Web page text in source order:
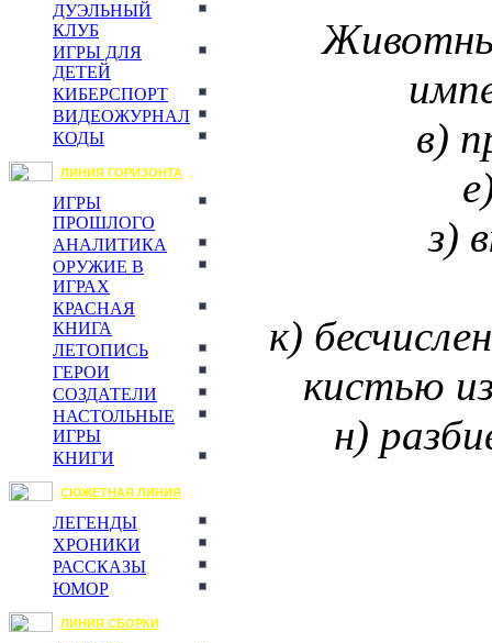
ДУЭЛЬНЫЙ
КЛУБ
ИГРЫ ДЛЯ
ДЕТЕЙ
КИБЕРСПОРТ
ВИДЕОЖУРНАЛ
КОДЫ
ЛИНИЯ ГОРИЗОНТА
ИГРЫ
ПРОШЛОГО
АНАЛИТИКА
ОРУЖИЕ В
ИГРАХ
КРАСНАЯ
КНИГА
ЛЕТОПИСЬ
ГЕРОИ
СОЗДАТЕЛИ
НАСТОЛЬНЫЕ
ИГРЫ
КНИГИ
СЮЖЕТНАЯ ЛИНИЯ
ЛЕГЕНДЫ
ХРОНИКИ
РАССКАЗЫ
ЮМОР
ЛИНИЯ СБОРКИ
в)
з)
к)
кистью
н)